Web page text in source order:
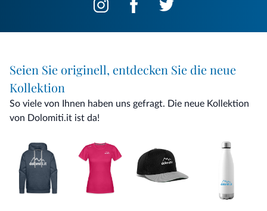
Seien Sie originell, entdecken Sie die neue
Kollektion
So viele von Ihnen haben uns gefragt. Die neue Kollektion
von Dolomiti.it ist da!